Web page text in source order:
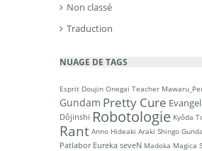
Non classé
Traduction
NUAGE DE TAGS
Esprit Doujin Onegai Teacher
Gundam Pretty Cure
Dôjinshi Robotologie Kyôda
Rant Anno Hideaki Araki Shingo
Patlabor Eureka seveN Madoka Magica